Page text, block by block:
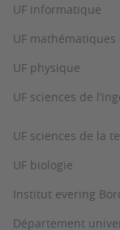
UF informatique
UF
UF physique
UF sciences de
UF sciences de la
UF biologie
Institut evering
Département